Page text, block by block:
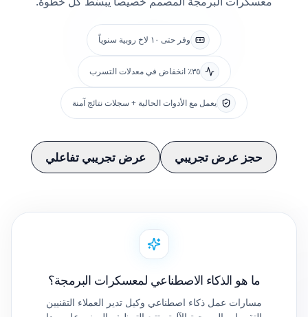
وفر حتى ١٠ لاخ روبية سنوياً
٣٥٪ انخفاض في معدلات التسرب
يعمل مع الأدوات الحالية + سجلات نتائج آمنة
حجز عرض تجريبي عرض تجريبي تفاعلي
ما هو الذكاء الاصطناعي لمعسكرات البرمجة؟
مسارات عمل ذكاء اصطناعي وكيل تدير العملاء التقنيين